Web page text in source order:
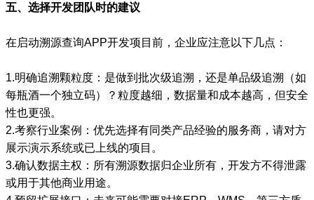
五、选择开发团队时的建议
在启动溯源查询APP开发项目前，企业应注意以下几点：
1.明确追溯颗粒度：是做到批次级追溯，还是单品级追溯（如
每瓶酒一个独立码）？粒度越细，数据量和成本越高，但安全
性也更强。
2.考察行业案例：优先选择有同类产品经验的服务商，请对方
展示演示系统或已上线的项目。
3.确认数据主权：所有溯源数据归企业所有，开发方不得泄露
或用于其他商业用途。